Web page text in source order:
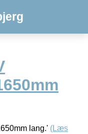
lang.' (Læs